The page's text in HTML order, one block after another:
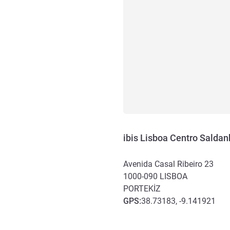
ibis Lisboa Centro
Avenida Casal Ribeiro 23
1000-090 LISBOA
PORTEKIZ
GPS:38.73183, -9.141921